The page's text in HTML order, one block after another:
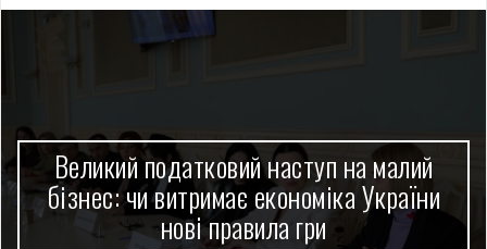
Великий податковий наступ на малий
бізнес: чи витримає економіка України
нові правила гри